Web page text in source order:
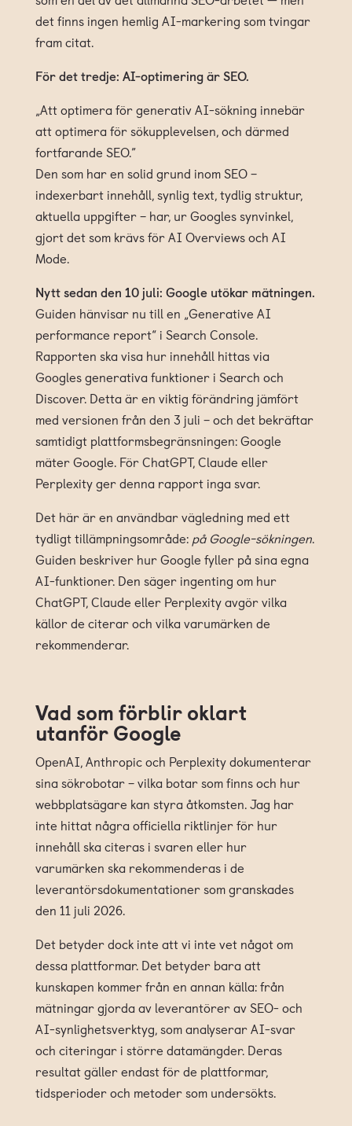
det finns ingen hemlig AI-markering som tvingar
fram citat.
För det tredje: AI-optimering är SEO.
„Att optimera för generativ AI-sökning innebär
att optimera för sökupplevelsen, och därmed
fortfarande SEO.”
Den som har en solid grund inom SEO –
indexerbart innehåll, synlig text, tydlig struktur,
aktuella uppgifter – har, ur Googles synvinkel,
gjort det som krävs för AI Overviews och AI
Mode.
Nytt sedan den 10 juli: Google utökar mätningen.
Guiden hänvisar nu till en „Generative AI
performance report“ i Search Console.
Rapporten ska visa hur innehåll hittas via
Googles generativa funktioner i Search och
Discover. Detta är en viktig förändring jämfört
med versionen från den 3 juli – och det bekräftar
samtidigt plattformsbegränsningen: Google
mäter Google. För ChatGPT, Claude eller
Perplexity ger denna rapport inga svar.
Det här är en användbar vägledning med ett
tydligt tillämpningsområde: på Google-sökningen.
Guiden beskriver hur Google fyller på sina egna
AI-funktioner. Den säger ingenting om hur
ChatGPT, Claude eller Perplexity avgör vilka
källor de citerar och vilka varumärken de
rekommenderar.
Vad som förblir oklart
utanför Google
OpenAI, Anthropic och Perplexity dokumenterar
sina sökrobotar – vilka botar som finns och hur
webbplatsägare kan styra åtkomsten. Jag har
inte hittat några officiella riktlinjer för hur
innehåll ska citeras i svaren eller hur
varumärken ska rekommenderas i de
leverantörsdokumentationer som granskades
den 11 juli 2026.
Det betyder dock inte att vi inte vet något om
dessa plattformar. Det betyder bara att
kunskapen kommer från en annan källa: från
mätningar gjorda av leverantörer av SEO- och
AI-synlighetsverktyg, som analyserar AI-svar
och citeringar i större datamängder. Deras
resultat gäller endast för de plattformar,
tidsperioder och metoder som undersökts.